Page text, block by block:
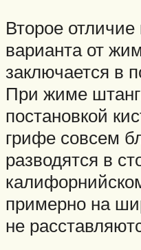
Второе
варианта от
заключается в
При жиме
постановкой
грифе совсем
разводятся в
примерно на
не